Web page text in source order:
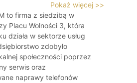
Pokaż więcej >>
to firma z siedzibą w
Placu Wolności 3, która
działa w sektorze usług
zdobyło
społeczności poprzez
serwis oraz
naprawy telefonów